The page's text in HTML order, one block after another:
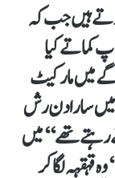
ہیں جب کہ
کماتے کیا
میں مارکیٹ
سارا دن رش
رہتے تھے‘‘ میں
قہقہہ لگا کر